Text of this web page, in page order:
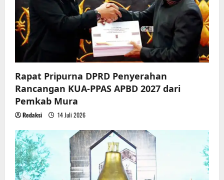
o
n
Rapat Pripurna DPRD Penyerahan
Rancangan KUA-PPAS APBD 2027 dari
Pemkab Mura
Redaksi 14 Juli 2026